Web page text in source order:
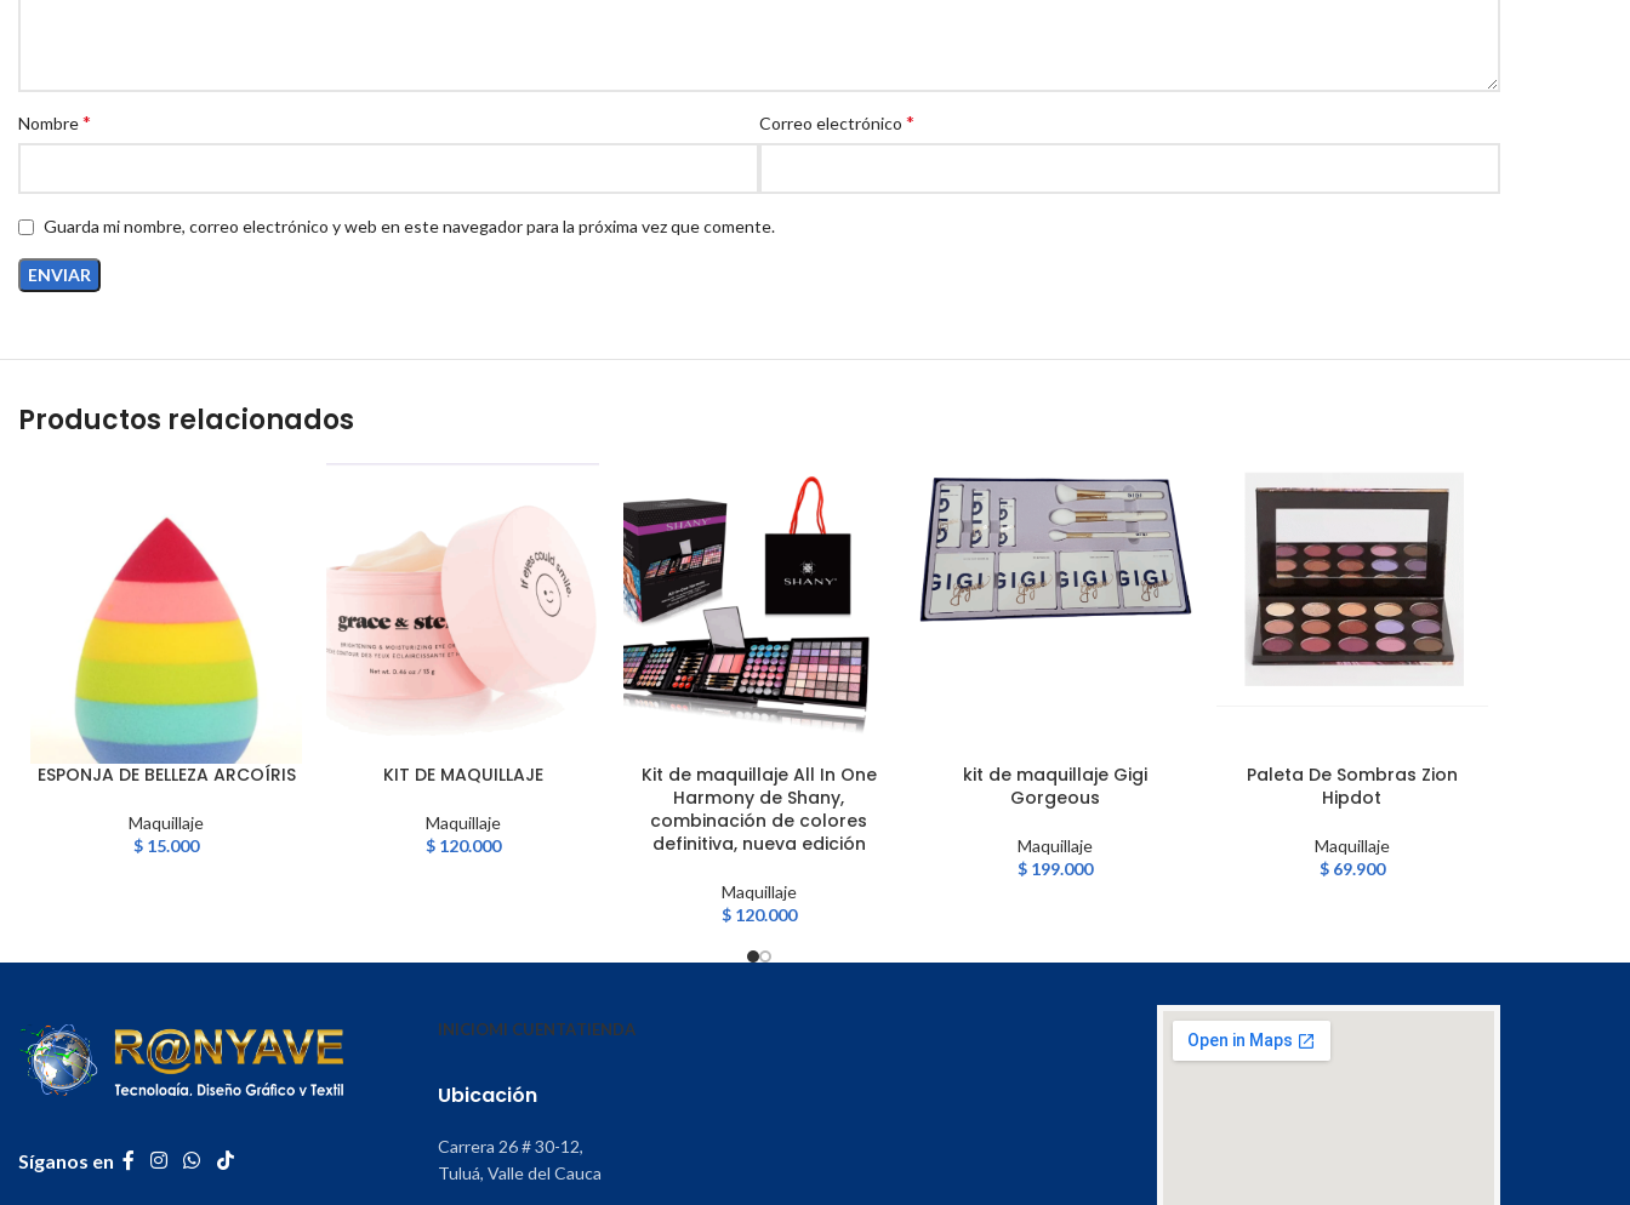
Nombre* Correo electrónico *
Guarda mi nombre, correo electrónico y web en este navegador para la próxima vez que comente.
Productos relacionados
AÑADIR AL CARRITO
ESPONJA DE BELLEZA ARCOÍRIS
Maquillaje
$ 15.000
AÑADIR AL CARRITO
KIT DE MAQUILLAJE
Maquillaje
$120.000
AÑADIR AL CARRITO
Kit de maquillaje All In One
Harmony de Shany,
combinación de colores
definitiva, nueva edición
Maquillaje
$120.000
AÑADIR AL CARRITO
kit de maquillaje Gigi
Gorgeous
Maquillaje
$ 199.000
AÑADIR AL CARRITO
Paleta De Sombras Zion
Hipdot
Maquillaje
$69.900
Síganos en
INICIOMI CUENTATIENDA
Ubicación
Carrera 26 # 30-12,
Tuluá, Valle del Cauca